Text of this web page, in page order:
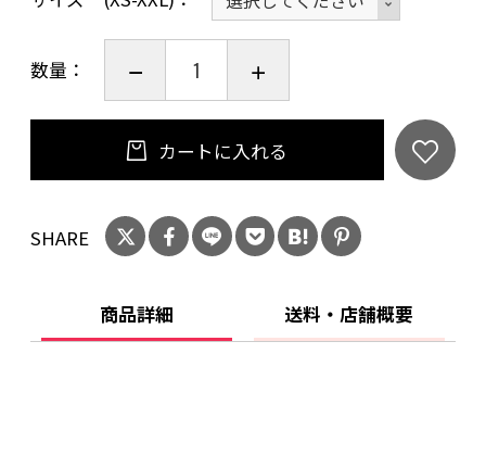
※この商品は仕立て期間の為発送まで約2月かか
数量：
カートに入れる
SHARE
商品詳細 送料・店舗概要